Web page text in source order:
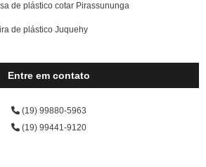
de plástico cotar Pirassununga
de plástico Juquehy
Entre em contato
(19) 99880-5963
(19) 99441-9120